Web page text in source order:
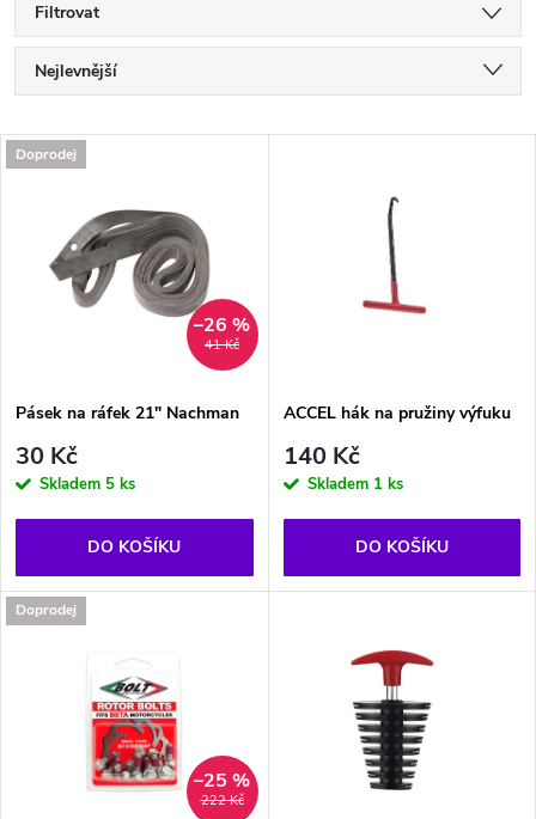
Filtrovat
Ř
a
p
r
d
Nejlevnější
Nejprodávanější
Abecedně
V
s
p
r
o
d
Doprodej
41 Kč
–26 %
Pásek na ráfek 21" Nachman
30 Kč
Skladem 5 ks
DO KOŠÍKU
ACCEL hák na pružiny výfuku
140 Kč
Skladem 1 ks
DO KOŠÍKU
Doprodej
222 Kč
–25 %